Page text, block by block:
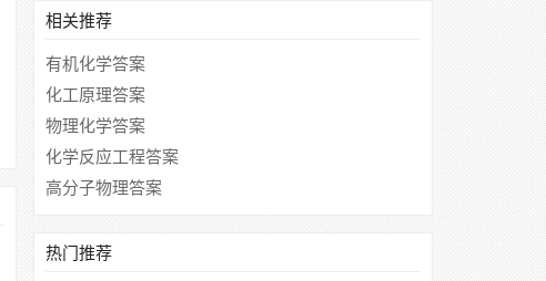
相关推荐
有机化学答案
化工原理答案
物理化学答案
化学反应工程答案
高分子物理答案
热门推荐